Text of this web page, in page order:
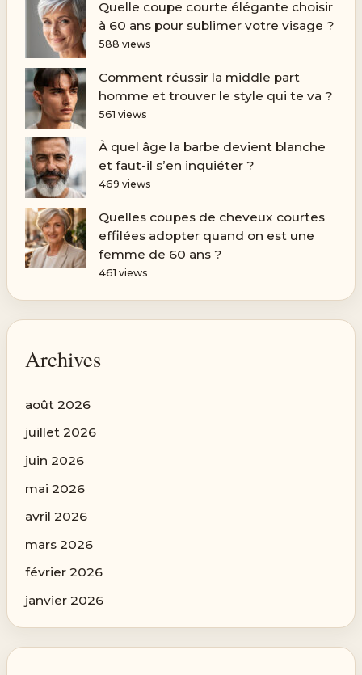
Quelle coupe courte élégante choisir
à 60 ans pour sublimer votre visage ?
588 views
Comment réussir la middle part
homme et trouver le style qui te va ?
561 views
À quel âge la barbe devient blanche
et faut-il s’en inquiéter ?
469 views
Quelles coupes de cheveux courtes
effilées adopter quand on est une
femme de 60 ans ?
461 views
Archives
août 2026
juillet 2026
juin 2026
mai 2026
avril 2026
mars 2026
février 2026
janvier 2026